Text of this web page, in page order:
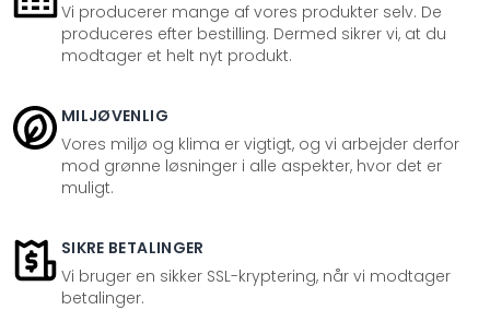
Vi producerer mange af vores produkter selv. De
produceres efter bestilling. Dermed sikrer vi, at du
modtager et helt nyt produkt.
MILJØVENLIG
Vores miljø og klima er vigtigt, og vi arbejder derfor
mod grønne løsninger i alle aspekter, hvor det er
muligt.
SIKRE BETALINGER
Vi bruger en sikker SSL-kryptering, når vi modtager
betalinger.